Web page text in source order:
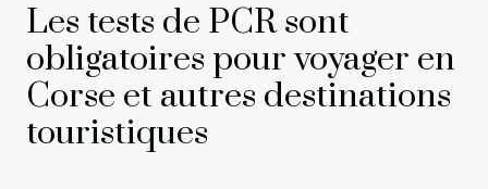
Les tests de PCR sont
obligatoires pour voyager en
Corse et autres destinations
touristiques